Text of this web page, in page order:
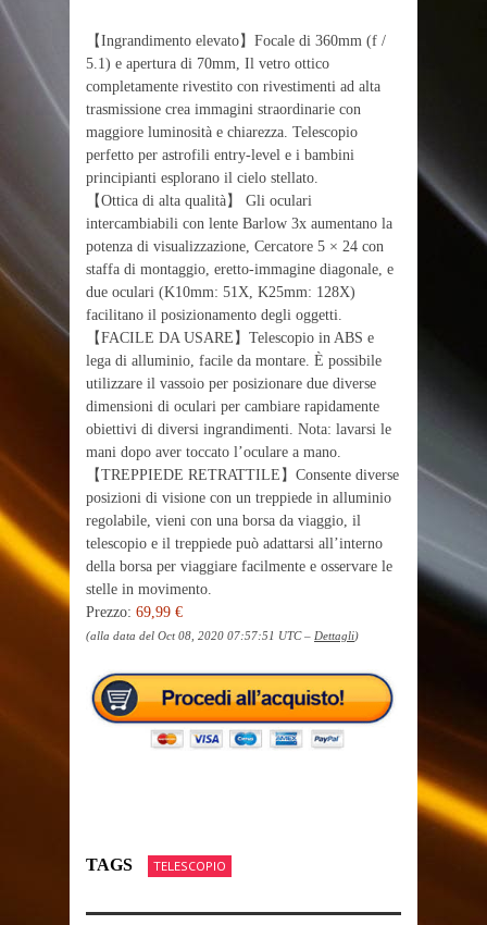
【Ingrandimento elevato】Focale di 360mm (f /
5.1) e apertura di 70mm, Il vetro ottico
completamente rivestito con rivestimenti ad alta
trasmissione crea immagini straordinarie con
maggiore luminosità e chiarezza. Telescopio
perfetto per astrofili entry-level e i bambini
principianti esplorano il cielo stellato.
【Ottica di alta qualità】 Gli oculari
intercambiabili con lente Barlow 3x aumentano la
potenza di visualizzazione, Cercatore 5 × 24 con
staffa di montaggio, eretto-immagine diagonale, e
due oculari (K10mm: 51X, K25mm: 128X)
facilitano il posizionamento degli oggetti.
【FACILE DA USARE】Telescopio in ABS e
lega di alluminio, facile da montare. È possibile
utilizzare il vassoio per posizionare due diverse
dimensioni di oculari per cambiare rapidamente
obiettivi di diversi ingrandimenti. Nota: lavarsi le
mani dopo aver toccato l’oculare a mano.
【TREPPIEDE RETRATTILE】Consente diverse
posizioni di visione con un treppiede in alluminio
regolabile, vieni con una borsa da viaggio, il
telescopio e il treppiede può adattarsi all’interno
della borsa per viaggiare facilmente e osservare le
stelle in movimento.
Prezzo: 69,99 €
(alla data del Oct 08, 2020 07:57:51 UTC – Dettagli)
TAGS TELESCOPIO